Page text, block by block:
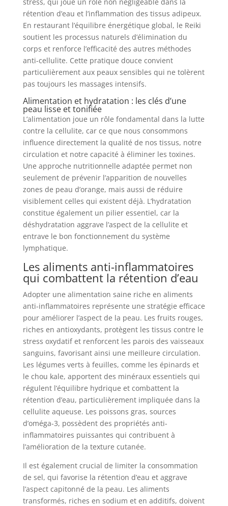
rétention d’eau et l’inflammation des tissus adipeux.
En restaurant l’équilibre énergétique global, le Reiki
soutient les processus naturels d’élimination du
corps et renforce l’efficacité des autres méthodes
anti-cellulite. Cette pratique douce convient
particulièrement aux peaux sensibles qui ne tolèrent
pas toujours les massages intensifs.
Alimentation et hydratation : les clés d’une
peau lisse et tonifiée
L’alimentation joue un rôle fondamental dans la lutte
contre la cellulite, car ce que nous consommons
influence directement la qualité de nos tissus, notre
circulation et notre capacité à éliminer les toxines.
Une approche nutritionnelle adaptée permet non
seulement de prévenir l’apparition de nouvelles
zones de peau d’orange, mais aussi de réduire
visiblement celles qui existent déjà. L’hydratation
constitue également un pilier essentiel, car la
déshydratation aggrave l’aspect de la cellulite et
entrave le bon fonctionnement du système
lymphatique.
Les aliments anti-inflammatoires
qui combattent la rétention d’eau
Adopter une alimentation saine riche en aliments
anti-inflammatoires représente une stratégie efficace
pour améliorer l’aspect de la peau. Les fruits rouges,
riches en antioxydants, protègent les tissus contre le
stress oxydatif et renforcent les parois des vaisseaux
sanguins, favorisant ainsi une meilleure circulation.
Les légumes verts à feuilles, comme les épinards et
le chou kale, apportent des minéraux essentiels qui
régulent l’équilibre hydrique et combattent la
rétention d’eau, particulièrement impliquée dans la
cellulite aqueuse. Les poissons gras, sources
d’oméga-3, possèdent des propriétés anti-
inflammatoires puissantes qui contribuent à
l’amélioration de la texture cutanée.
Il est également crucial de limiter la consommation
de sel, qui favorise la rétention d’eau et aggrave
l’aspect capitonné de la peau. Les aliments
transformés, riches en sodium et en additifs, doivent